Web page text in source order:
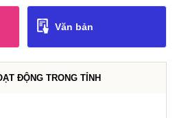
Văn bản
ĐỘNG TRONG TỈNH